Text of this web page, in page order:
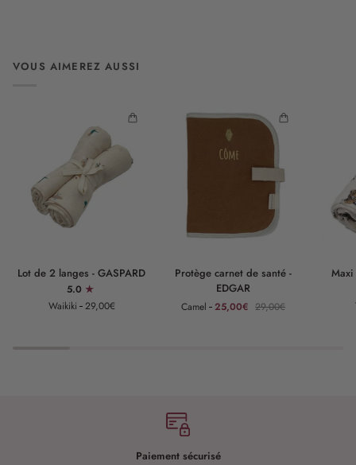
VOUS AIMEREZ AUSSI
Lot
de
Lot de 2 langes - GASPARD
5.0
Waikiki
29,00€
Protège
carnet
santé
Protège carnet de santé -
EDGAR
Camel 25,00€ 29,00€
Maxi
lange
Maxi
Paiement sécurisé